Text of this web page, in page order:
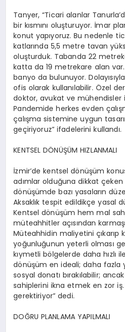
Tanyer, “Ticari alanlar
bir kısmını oluşturuyor. İmar
konut yapıyoruz. Bu nedenle
katlarında 5,5 metre tavan
oluşturduk. Tabanda 22
katta da 19 metrekare alan
banyo da bulunuyor.
ofis olarak kullanılabilir. Özel
doktor, avukat ve mühendisler
Pandemide herkes evden
çalışma sistemine uygun
geçiriyoruz” ifadelerini kullandı.
KENTSEL DÖNÜŞÜM HIZLANMALI
İzmir’de kentsel dönüşüm
adımlar olduğuna dikkat çeken
dönüşümde bazı yasaların
Aksaklık tespit edildikçe yasal
Kentsel dönüşüm hem mal
müteahhitler açısından
Müteahhidin maliyetini
yoğunluğunun yeterli olması
kıymetli bölgelerde daha hızlı
dönüşüm en ideali; daha fazla
sosyal donatı bırakılabilir;
sahiplerini ikna etmek en zor
gerektiriyor” dedi.
DOĞRU PLANLAMA YAPILMALI